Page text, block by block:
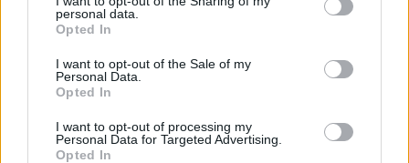
personal data.
Opted In
I want to opt-out of the Sale of my
Personal Data.
Opted In
I want to opt-out of processing my
Personal Data for Targeted Advertising.
Opted In